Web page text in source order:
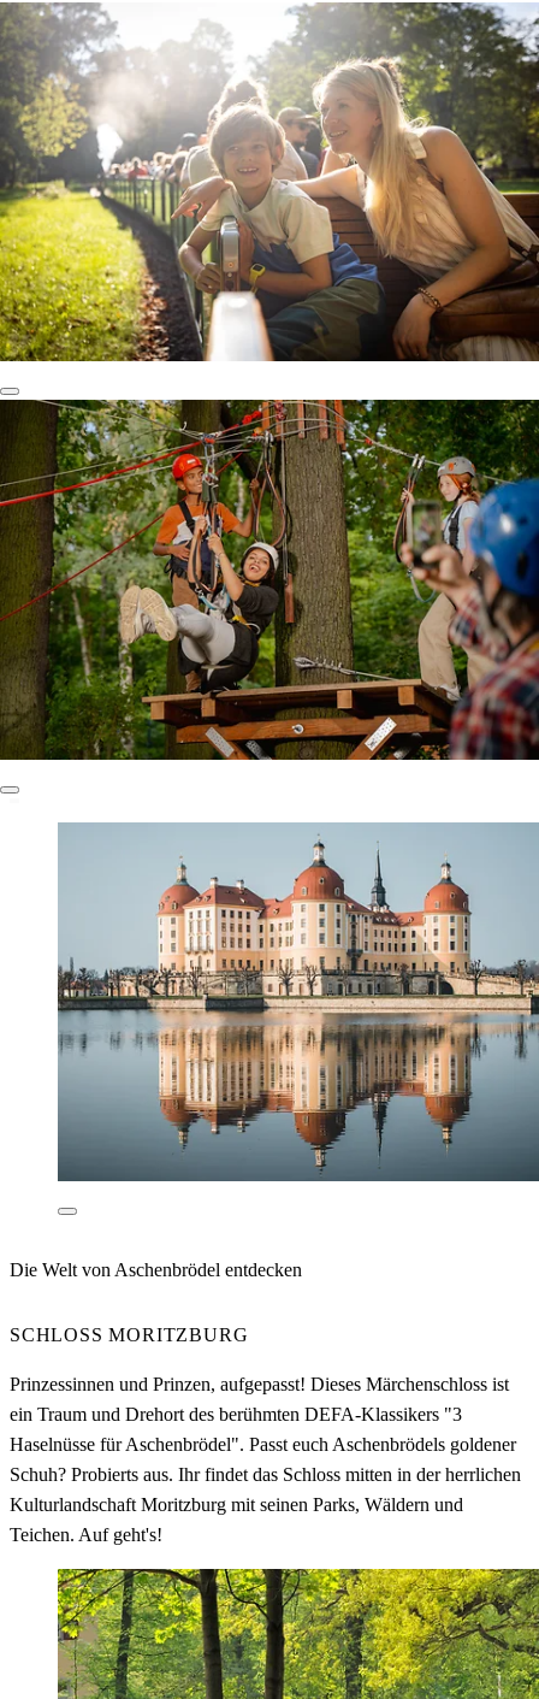
Die Welt von Aschenbrödel entdecken
SCHLOSS MORITZBURG
Prinzessinnen und Prinzen, aufgepasst! Dieses Märchenschloss ist
ein Traum und Drehort des berühmten DEFA-Klassikers "3
Haselnüsse für Aschenbrödel". Passt euch Aschenbrödels goldener
Schuh? Probierts aus. Ihr findet das Schloss mitten in der herrlichen
Kulturlandschaft Moritzburg mit seinen Parks, Wäldern und
Teichen. Auf geht's!